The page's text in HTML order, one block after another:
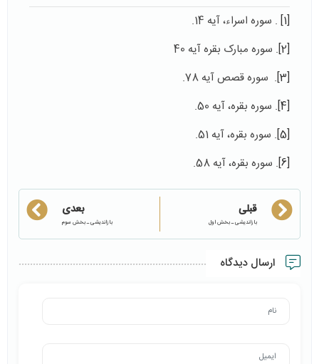
[1] . سوره اسراء، آیه 14.
[2] . سوره مبارک بقره آیه 40
[3] . سوره قصص آیه 78.
[4] . سوره بقره، آیه 50.
[5] . سوره بقره، آیه 51.
[6] . سوره بقره، آیه 58.
قبلی
بازاندیشی ـ بخش اول
بعدی
بازاندیشی ـ بخش سوم
ارسال دیدگاه